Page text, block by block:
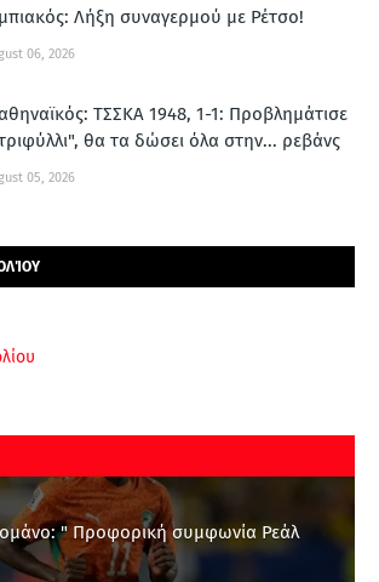
Λήξη συναγερμού με Ρέτσο!
06, 2026
ΤΣΣΚΑ 1948, 1-1: Προβλημάτισε
θα τα δώσει όλα στην... ρεβάνς
05, 2026
" Προφορική συμφωνία Ρεάλ